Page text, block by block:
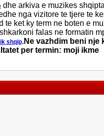
dhe arkiva e muzikes
nga vizitore te tjere te
ket ky term ne boten e
falas ne formatin
shqip.Ne vazhdim beni nje
per termin: moji ikme